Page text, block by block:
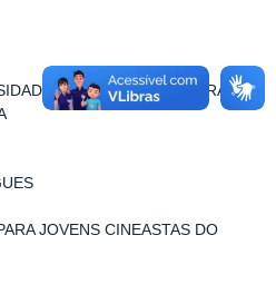
E INCLUSÃO CULTURAL
JOVENS CINEASTAS DO